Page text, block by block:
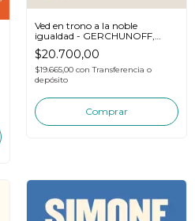
Ved en trono a la noble
igualdad - GERCHUNOFF,
LLACH
$20.700,00
$19.665,00 con Transferencia o
depósito